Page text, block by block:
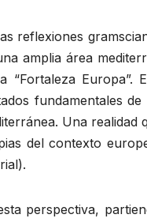
reflexiones
amplia área
“Fortaleza Europa”.
fundamentales
Una realidad
del contexto
perspectiva,